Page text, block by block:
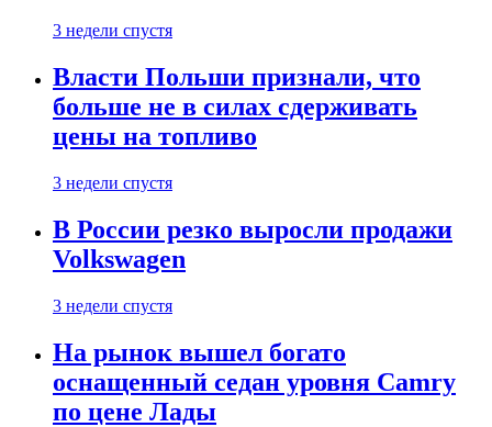
3 недели спустя
Власти Польши признали, что
больше не в силах сдерживать
цены на топливо
3 недели спустя
В России резко выросли продажи
Volkswagen
3 недели спустя
На рынок вышел богато
оснащенный седан уровня Camry
по цене Лады